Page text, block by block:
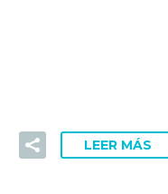
LEER MÁS